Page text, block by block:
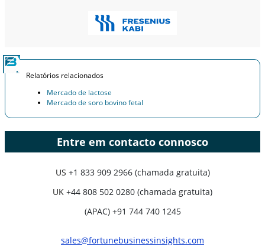
Relatórios relacionados
Mercado de lactose
Mercado de soro bovino fetal
Entre em contacto connosco
US +1 833 909 2966 (chamada gratuita)
UK +44 808 502 0280 (chamada gratuita)
(APAC) +91 744 740 1245
sales@fortunebusinessinsights.com